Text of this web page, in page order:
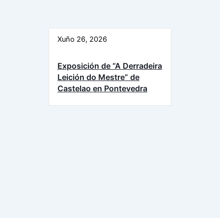
Xuño 26, 2026
Exposición de “A Derradeira
Leición do Mestre” de
Castelao en Pontevedra